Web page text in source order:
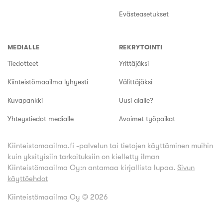
Evästeasetukset
MEDIALLE
Tiedotteet
Kiinteistömaailma lyhyesti
Kuvapankki
Yhteystiedot medialle
REKRYTOINTI
Yrittäjäksi
Välittäjäksi
Uusi alalle?
Avoimet työpaikat
Kiinteistomaailma.fi -palvelun tai tietojen käyttäminen muihin
kuin yksityisiin tarkoituksiin on kielletty ilman
Kiinteistömaailma Oy:n antamaa kirjallista lupaa. Sivun
käyttöehdot
Kiinteistömaailma Oy © 2026